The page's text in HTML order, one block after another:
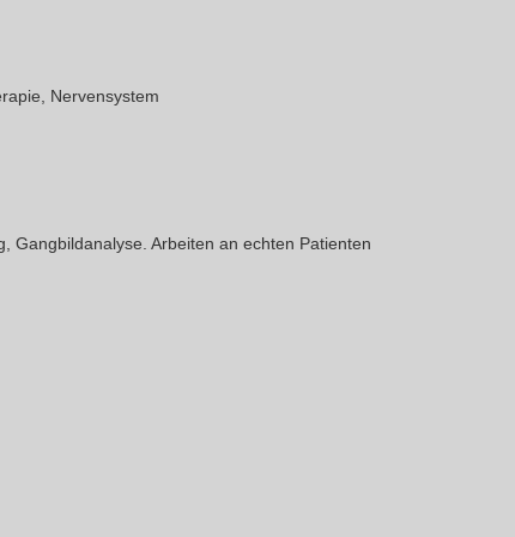
Nervensystem
Gangbildanalyse. Arbeiten an echten Patienten